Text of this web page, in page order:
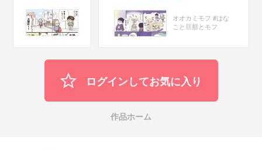
オオカミモフ #はな
こと旦那とモフ
ログインしてお気に入り
作品ホーム